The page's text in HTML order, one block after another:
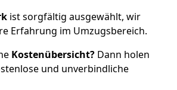
ist sorgfältig ausgewählt, wir
Erfahrung im Umzugsbereich.
Kostenübersicht? Dann holen
und unverbindliche